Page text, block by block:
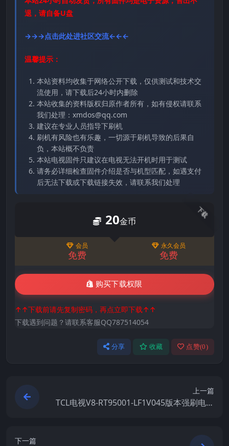
退，请自备U盘
→→→点击此处进社区交流←←←
温馨提示：
本站资料均收集于网络公开下载，仅供测试和技术交
流使用，请下载后24小时内删除
本站收集的资料版权归原作者所有，如有侵权请联系
我们处理：xmdos@qq.com
建议在专业人员指导下刷机
刷机有风险也有乐趣，一切源于刷机导致的后果自
负，本站概不负责
本站电视固件只建议在电视无法开机时用于测试
请务必详细检查固件介绍是否与机型匹配，如遇支付
后无法下载或下载链接失效，请联系我们处理
下载
20金币
会员
免费
永久会员
免费
购买下载权限
↑↑下载前请先复制密码，再点立即下载↑↑
下载遇到问题？请联系客服QQ787514054
分享 收藏 点赞(0)
上一篇
TCL电视V8-RT95001-LF1V045版本强刷电视
下一篇